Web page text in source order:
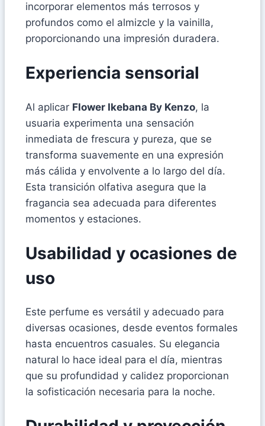
incorporar elementos más terrosos y
profundos como el almizcle y la vainilla,
proporcionando una impresión duradera.
Experiencia sensorial
Al aplicar Flower Ikebana By Kenzo, la
usuaria experimenta una sensación
inmediata de frescura y pureza, que se
transforma suavemente en una expresión
más cálida y envolvente a lo largo del día.
Esta transición olfativa asegura que la
fragancia sea adecuada para diferentes
momentos y estaciones.
Usabilidad y ocasiones de
uso
Este perfume es versátil y adecuado para
diversas ocasiones, desde eventos formales
hasta encuentros casuales. Su elegancia
natural lo hace ideal para el día, mientras
que su profundidad y calidez proporcionan
la sofisticación necesaria para la noche.